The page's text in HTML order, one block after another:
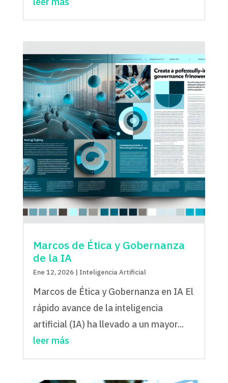
Marcos de Ética y Gobernanza
de la IA
Ene 12, 2026| Inteligencia Artificial
Marcos de Ética y Gobernanza en IA El
rápido avance de la inteligencia
artificial (IA) ha llevado a un mayor...
leer más